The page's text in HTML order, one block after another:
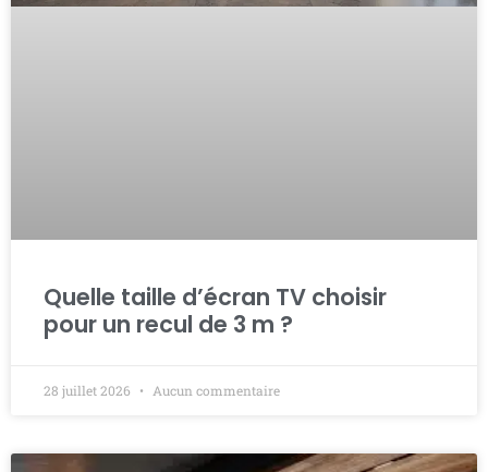
Quelle taille d’écran TV choisir
pour un recul de 3 m ?
28 juillet 2026 Aucun commentaire